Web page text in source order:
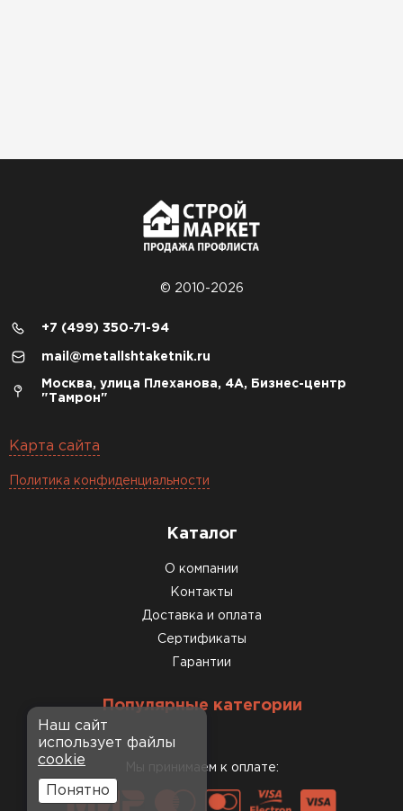
© 2010-2026
+7 (499) 350-71-94
mail@metallshtaketnik.ru
Москва, улица Плеханова, 4А, Бизнес-центр
"Тамрон"
Карта сайта
Политика конфиденциальности
Каталог
О компании
Контакты
Доставка и оплата
Сертификаты
Гарантии
Популярные категории
Мы принимаем к оплате:
Наш сайт
использует файлы
cookie
Понятно